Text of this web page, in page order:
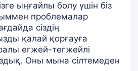
ыңғайлы болу үшін біз
проблемалар
сіздің
қалай қорғауға
егжей-тегжейлі
Оны мына сілтемеден